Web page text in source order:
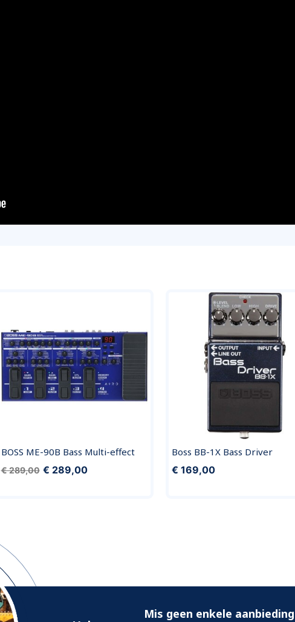
BOSS ME-90B Bass Multi-effect
€ 289,00 € 289,00
Boss BB-1X Bass Driver
€ 169,00
Mis geen enkele